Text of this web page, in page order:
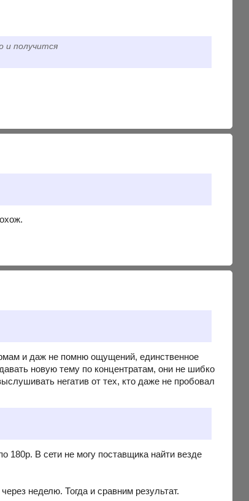
и получится
и даж не помню ощущений, единственное
новую тему по концентратам, они не шибко
негатив от тех, кто даже не пробовал
В сети не могу поставщика найти везде
неделю. Тогда и сравним результат.